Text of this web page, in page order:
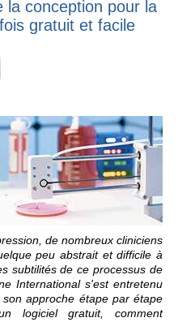
la conception pour la
gratuit et facile
de nombreux cliniciens
peu abstrait et difficile à
subtilités de ce processus de
International s'est entretenu
approche étape par étape
logiciel gratuit, comment